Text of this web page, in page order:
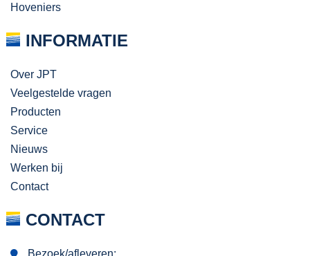
Hoveniers
INFORMATIE
Over JPT
Veelgestelde vragen
Producten
Service
Nieuws
Werken bij
Contact
CONTACT
Bezoek/afleveren: